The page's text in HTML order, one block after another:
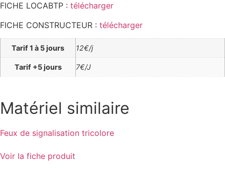
FICHE LOCABTP : télécharger
FICHE CONSTRUCTEUR : télécharger
Tarif 1 à 5 jours 12€/j
Tarif +5 jours 7€/J
Matériel similaire
Feux de signalisation tricolore
Voir la fiche produit